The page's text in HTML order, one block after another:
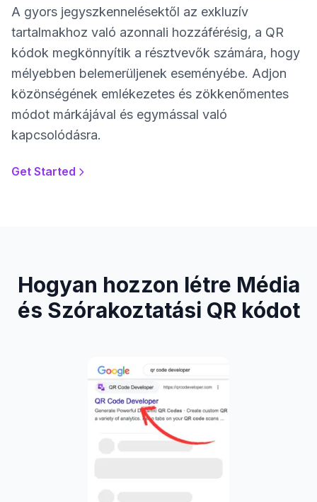
A gyors jegyszkennelésektől az exkluzív
tartalmakhoz való azonnali hozzáférésig, a QR
kódok megkönnyítik a résztvevők számára, hogy
mélyebben belemerüljenek eseményébe. Adjon
közönségének emlékezetes és zökkenőmentes
módot márkájával és egymással való
kapcsolódásra.
Get Started
Hogyan hozzon létre Média
és Szórakoztatási QR kódot